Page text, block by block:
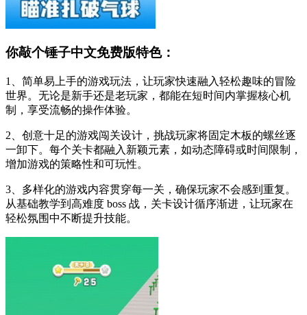
你敲个锤子中文免费版特色：
1、简单易上手的游戏玩法，让玩家快速融入轻松趣味的冒险
世界。无论是新手还是老玩家，都能在短时间内掌握核心机
制，享受流畅的操作体验。
2、创意十足的游戏闯关设计，挑战玩家将固定木板的螺丝逐
一卸下。每个关卡都融入新颖元素，如动态障碍或时间限制，
增加游戏的策略性和可玩性。
3、多样化的游戏内容贯穿每一关，确保玩家不会感到重复。
从基础教学到高难度 boss 战，关卡设计循序渐进，让玩家在
轻松氛围中不断提升技能。